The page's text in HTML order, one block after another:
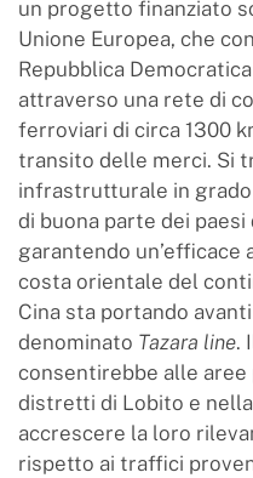
un progetto finanziato
Unione Europea, che
Repubblica
attraverso una rete di
ferroviari di circa 1300
transito delle merci. Si
infrastrutturale in
di buona parte dei paesi
garantendo
costa orientale del
Cina sta portando
denominato Tazara line.
consentirebbe alle
distretti di Lobito e
accrescere la loro
rispetto ai traffici